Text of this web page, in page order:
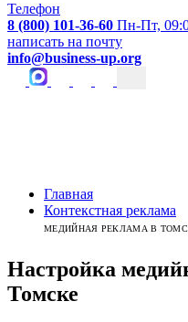
Телефон
8 (800) 101-36-60 Пн-Пт,
написать на почту
info@business-up.org
Главная
Контекстная реклама
МЕДИЙНАЯ РЕКЛАМА В
Настройка
Томске